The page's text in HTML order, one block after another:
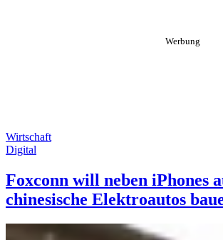
Wirtschaft
Digital
Foxconn will neben iPhones
chinesische Elektroautos